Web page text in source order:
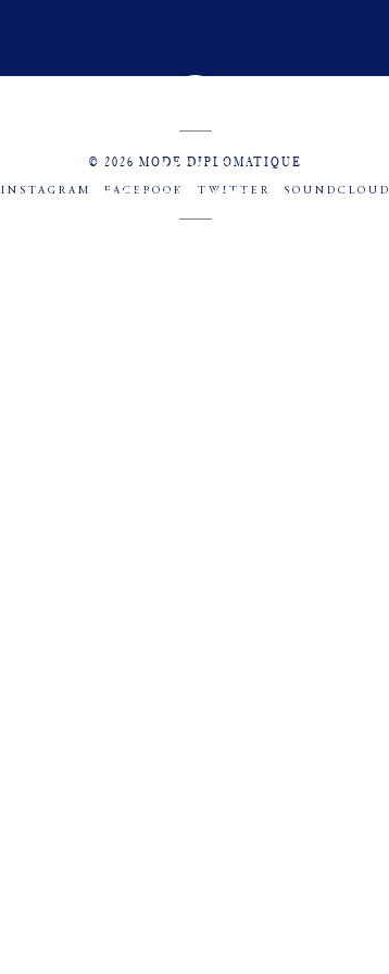
© 2026 MODE DIPLOMATIQUE
INSTAGRAM FACEBOOK TWITTER SOUNDCLOUD